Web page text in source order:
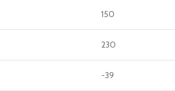
150
230
-39